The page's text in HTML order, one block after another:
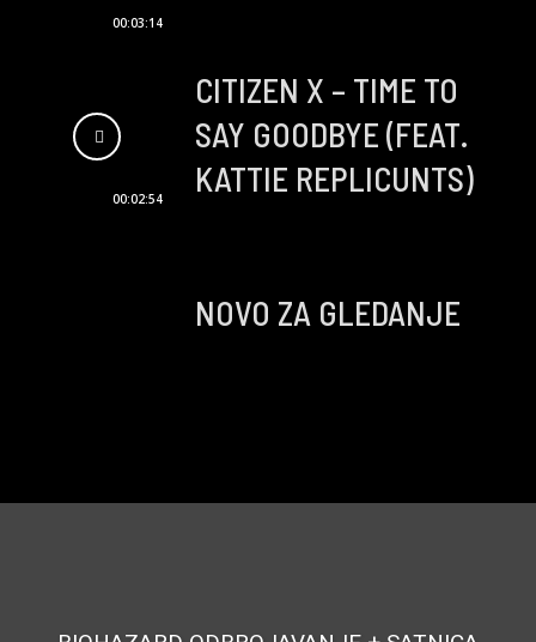
00:03:14
00:02:54
CITIZEN X – TIME TO
SAY GOODBYE (FEAT.
KATTIE REPLICUNTS)
NOVO ZA GLEDANJE